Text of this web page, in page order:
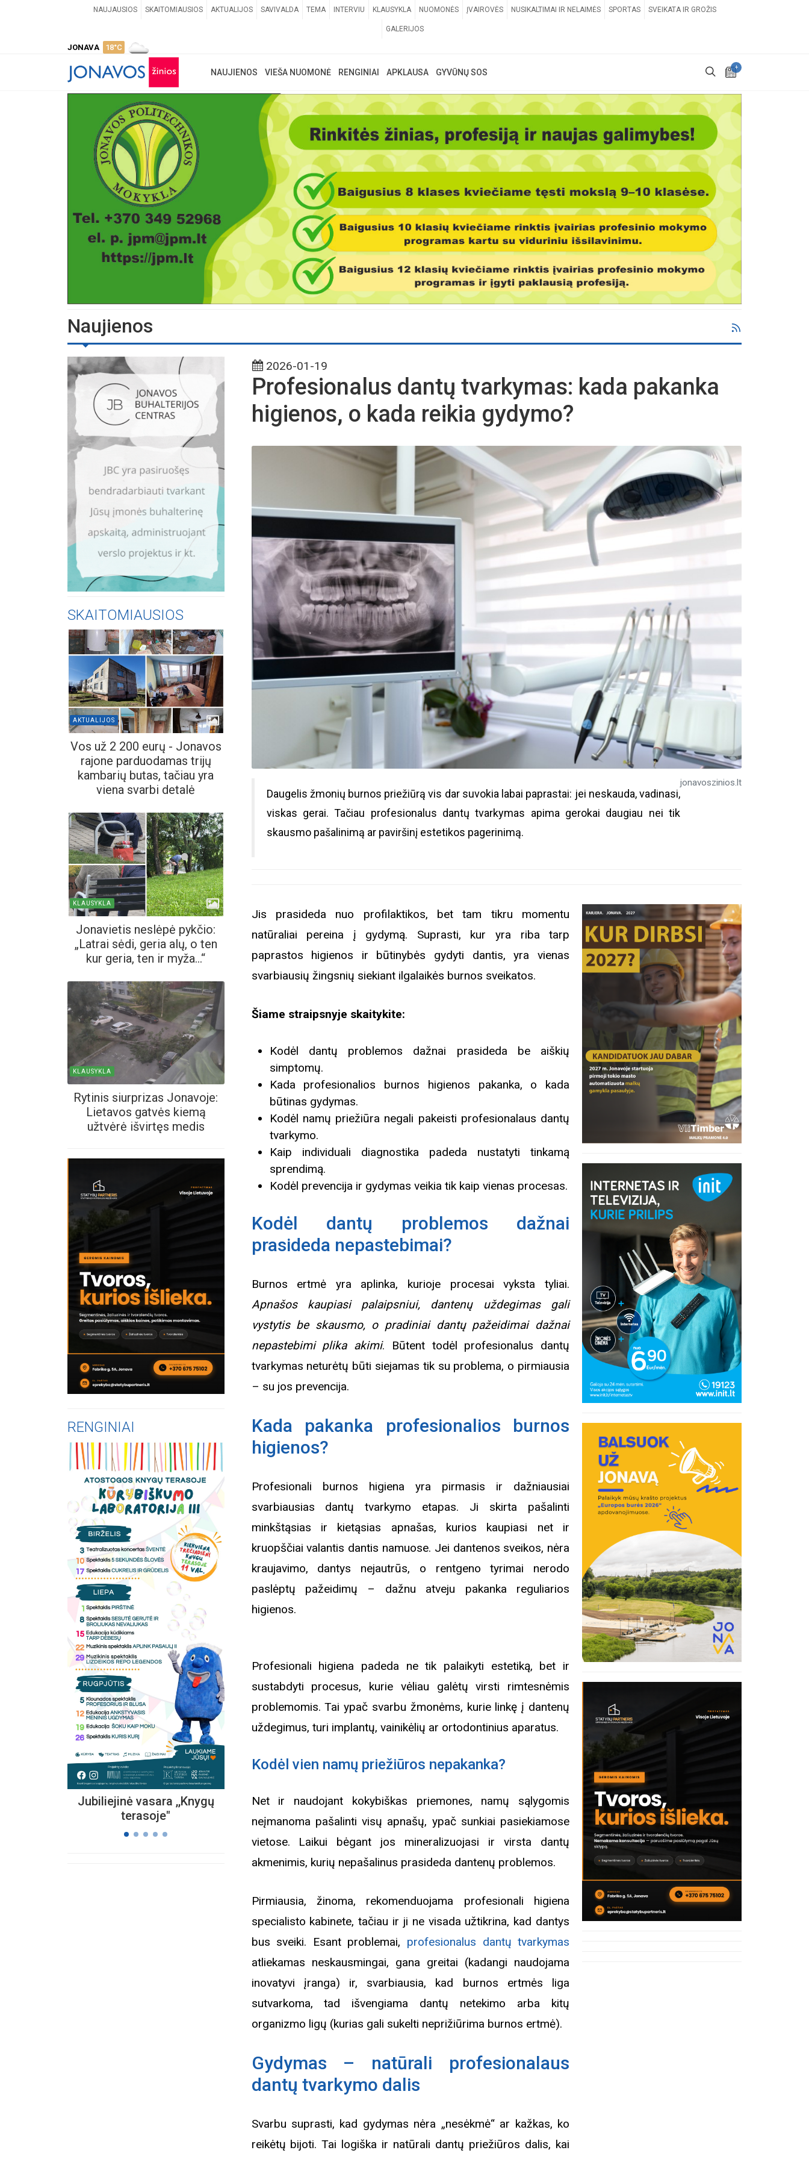
NAUJAUSIOS SKAITOMIAUSIOS AKTUALIJOS SAVIVALDA TEMA INTERVIU KLAUSYKLA NUOMONĖS ĮVAIROVĖS NUSIKALTIMAI IR NELAIMĖS SPORTAS SVEIKATA IR GROŽIS
GALERIJOS
JONAVA 18°C
+
NAUJIENOS VIEŠA NUOMONĖ RENGINIAI APKLAUSA GYVŪNŲ SOS
Naujienos
SKAITOMIAUSIOS
AKTUALIJOS
Vos už 2 200 eurų - Jonavos
rajone parduodamas trijų
kambarių butas, tačiau yra
viena svarbi detalė
KLAUSYKLA
Jonavietis neslėpė pykčio:
„Latrai sėdi, geria alų, o ten
kur geria, ten ir myža...“
KLAUSYKLA
Rytinis siurprizas Jonavoje:
Lietavos gatvės kiemą
užtvėrė išvirtęs medis
RENGINIAI
Jubiliejinė vasara ,,Knygų
terasoje"
Kviečiame aplankyti parodą
„Nusišypsok mums,
Viešpatie“. Legendinio
spektaklio kelionė“
2026-01-19
Profesionalus dantų tvarkymas: kada pakanka
higienos, o kada reikia gydymo?
jonavoszinios.lt
Daugelis žmonių burnos priežiūrą vis dar suvokia labai paprastai: jei neskauda, vadinasi,
viskas gerai. Tačiau profesionalus dantų tvarkymas apima gerokai daugiau nei tik
skausmo pašalinimą ar paviršinį estetikos pagerinimą.
Jis prasideda nuo profilaktikos, bet tam tikru momentu
natūraliai pereina į gydymą. Suprasti, kur yra riba tarp
paprastos higienos ir būtinybės gydyti dantis, yra vienas
svarbiausių žingsnių siekiant ilgalaikės burnos sveikatos.
Šiame straipsnyje skaitykite:
Kodėl dantų problemos dažnai prasideda be aiškių
simptomų.
Kada profesionalios burnos higienos pakanka, o kada
būtinas gydymas.
Kodėl namų priežiūra negali pakeisti profesionalaus dantų
tvarkymo.
Kaip individuali diagnostika padeda nustatyti tinkamą
sprendimą.
Kodėl prevencija ir gydymas veikia tik kaip vienas procesas.
Kodėl dantų problemos dažnai
prasideda nepastebimai?
Burnos ertmė yra aplinka, kurioje procesai vyksta tyliai.
Apnašos kaupiasi palaipsniui, dantenų uždegimas gali
vystytis be skausmo, o pradiniai dantų pažeidimai dažnai
nepastebimi plika akimi. Būtent todėl profesionalus dantų
tvarkymas neturėtų būti siejamas tik su problema, o pirmiausia
– su jos prevencija.
Kada pakanka profesionalios burnos
higienos?
Profesionali burnos higiena yra pirmasis ir dažniausiai
svarbiausias dantų tvarkymo etapas. Ji skirta pašalinti
minkštąsias ir kietąsias apnašas, kurios kaupiasi net ir
kruopščiai valantis dantis namuose. Jei dantenos sveikos, nėra
kraujavimo, dantys nejautrūs, o rentgeno tyrimai nerodo
paslėptų pažeidimų – dažnu atveju pakanka reguliarios
higienos.
Profesionali higiena padeda ne tik palaikyti estetiką, bet ir
sustabdyti procesus, kurie vėliau galėtų virsti rimtesnėmis
problemomis. Tai ypač svarbu žmonėms, kurie linkę į dantenų
uždegimus, turi implantų, vainikėlių ar ortodontinius aparatus.
Kodėl vien namų priežiūros nepakanka?
Net ir naudojant kokybiškas priemones, namų sąlygomis
neįmanoma pašalinti visų apnašų, ypač sunkiai pasiekiamose
vietose. Laikui bėgant jos mineralizuojasi ir virsta dantų
akmenimis, kurių nepašalinus prasideda dantenų problemos.
Pirmiausia, žinoma, rekomenduojama profesionali higiena
specialisto kabinete, tačiau ir ji ne visada užtikrina, kad dantys
bus sveiki. Esant problemai, profesionalus dantų tvarkymas
atliekamas neskausmingai, gana greitai (kadangi naudojama
inovatyvi įranga) ir, svarbiausia, kad burnos ertmės liga
sutvarkoma, tad išvengiama dantų netekimo arba kitų
organizmo ligų (kurias gali sukelti neprižiūrima burnos ertmė).
Gydymas – natūrali profesionalaus
dantų tvarkymo dalis
Svarbu suprasti, kad gydymas nėra „nesėkmė“ ar kažkas, ko
reikėtų bijoti. Tai logiška ir natūrali dantų priežiūros dalis, kai